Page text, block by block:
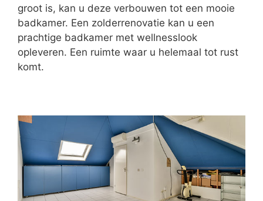
groot is, kan u deze verbouwen tot een mooie
badkamer. Een zolderrenovatie kan u een
prachtige badkamer met wellnesslook
opleveren. Een ruimte waar u helemaal tot rust
komt.